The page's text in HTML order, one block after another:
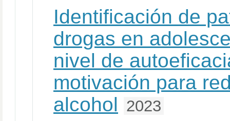
Identificación de
drogas en
nivel de
motivación para
alcohol 2023